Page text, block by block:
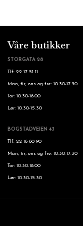
Våre butikker
STORGATA 28
Tlf: 22 17 51 11
Man, tir, ons og fre: 10.30-17.30
Tor: 10.30-18.00
Lør: 10.30-15.30
BOGSTADVEIEN 43
Tlf: 22 16 60 90
Man, tir, ons og fre: 10.30-17.30
Tor: 10.30-18.00
Lør: 10.30-15.30